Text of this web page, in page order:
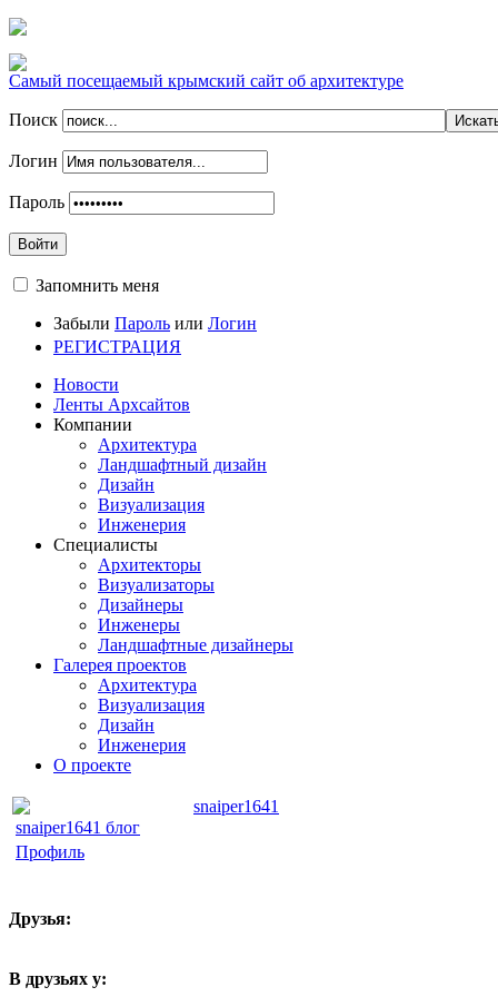
Самый посещаемый крымский сайт об архитектуре
Поиск
Логин
Пароль
Войти
Запомнить меня
Забыли Пароль или Логин
РЕГИСТРАЦИЯ
Новости
Ленты Архсайтов
Компании
Архитектура
Ландшафтный дизайн
Дизайн
Визуализация
Инженерия
Специалисты
Архитекторы
Визуализаторы
Дизайнеры
Инженеры
Ландшафтные дизайнеры
Галерея проектов
Архитектура
Визуализация
Дизайн
Инженерия
О проекте
snaiper1641 блог
Профиль
snaiper1641
Друзья:
В друзьях у: